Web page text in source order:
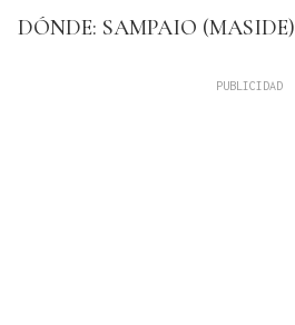
DÓNDE: SAMPAIO (MASIDE)